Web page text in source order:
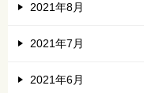
2021年8月
2021年7月
2021年6月